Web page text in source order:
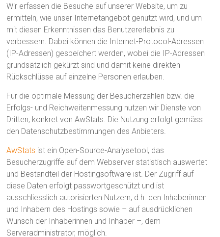
Wir erfassen die Besuche auf unserer Website, um zu
ermitteln, wie unser Internetangebot genutzt wird, und um
mit diesen Erkenntnissen das Benutzererlebnis zu
verbessern. Dabei können die Internet-Protocol-Adressen
(IP-Adressen) gespeichert werden, wobei die IP-Adressen
grundsätzlich gekürzt sind und damit keine direkten
Rückschlüsse auf einzelne Personen erlauben.
Für die optimale Messung der Besucherzahlen bzw. die
Erfolgs- und Reichweitenmessung nutzen wir Dienste von
Dritten, konkret von AwStats. Die Nutzung erfolgt gemäss
den Datenschutzbestimmungen des Anbieters.
AwStats ist ein Open-Source-Analysetool, das
Besucherzugriffe auf dem Webserver statistisch auswertet
und Bestandteil der Hostingsoftware ist. Der Zugriff auf
diese Daten erfolgt passwortgeschützt und ist
ausschliesslich autorisierten Nutzern, d.h. den Inhaberinnen
und Inhabern des Hostings sowie – auf ausdrücklichen
Wunsch der Inhaberinnen und Inhaber –, dem
Serveradministrator, möglich.